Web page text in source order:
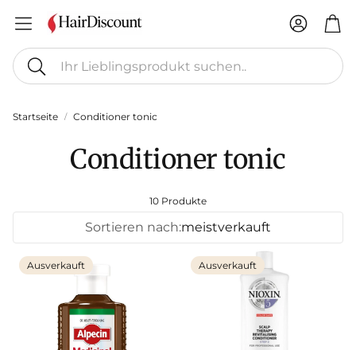
Suche
Konto
Startseite Conditioner tonic
Conditioner tonic
10 Produkte
Sortieren nach:meistverkauft
Ausverkauft Ausverkauft